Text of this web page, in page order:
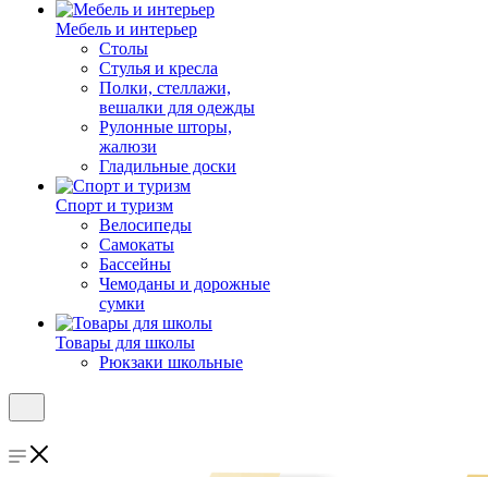
Мебель и интерьер
Столы
Стулья и кресла
Полки, стеллажи,
вешалки для одежды
Рулонные шторы,
жалюзи
Гладильные доски
Спорт и туризм
Велосипеды
Самокаты
Бассейны
Чемоданы и дорожные
сумки
Товары для школы
Рюкзаки школьные